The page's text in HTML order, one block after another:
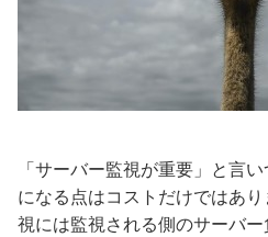
「サーバー監視が重要」と言
になる点はコストだけではあ
視には監視される側のサーバ